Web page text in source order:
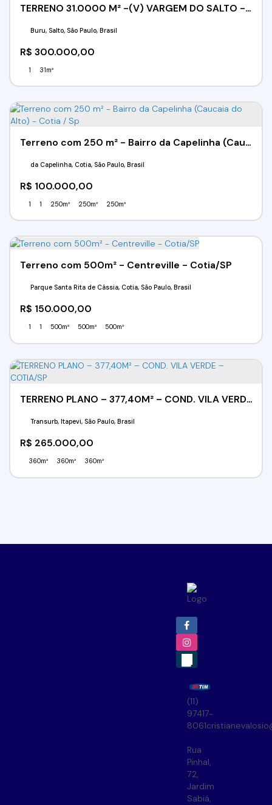
TERRENO 31.0000 M² -(V) VARGEM DO SALTO -IBIÚNA-SP
R$ 300.000,00
Buru, Salto, São Paulo, Brasil
1 31m²
Terreno com 250 m² - Bairro da Capelinha (Caucaia do Alto) - Cotia / Sp
R$ 100.000,00
da Capelinha, Cotia, São Paulo, Brasil
1 1 250m² 250m² 250m²
Terreno com 500m² - Centreville - Cotia/SP
R$ 150.000,00
Parque Santa Rita de Cássia, Cotia, São Paulo, Brasil
1 1 500m² 500m² 500m²
TERRENO PLANO – 377,40M² – COND. VILA VERDE – COTIA/SP
R$ 265.000,00
Transurb, Itapevi, São Paulo, Brasil
360m² 360m² 360m²
(11)
97417-
8061
Rua
Pinhal,
72,
Jardim
Sabiá,